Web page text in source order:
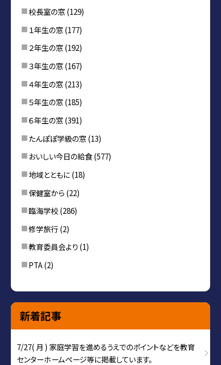
校長室の窓(129)
１年生の窓(177)
２年生の窓(192)
３年生の窓(167)
４年生の窓(213)
５年生の窓(185)
６年生の窓(391)
たんぽぽ学級の窓(13)
おいしい今日の給食(577)
地域とともに(18)
保健室から (22)
臨海学校(286)
修学旅行(2)
教育委員会より (1)
PTA(2)
新着記事
7/27( 月 ) 家庭学習を進めるうえでのポイントなどを教育
センターホームページ等に掲載しています。